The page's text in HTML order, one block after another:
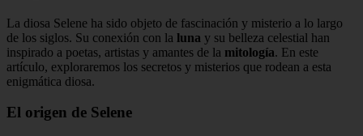
La diosa Selene ha sido objeto de fascinación y misterio a lo largo
de los siglos. Su conexión con la luna y su belleza celestial han
inspirado a poetas, artistas y amantes de la mitología. En este
artículo, exploraremos los secretos y misterios que rodean a esta
enigmática diosa.
El origen de Selene